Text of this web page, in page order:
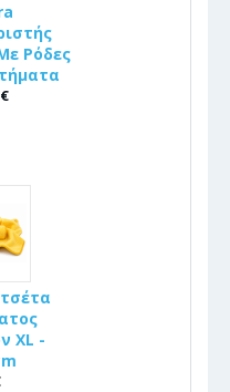
Ρόδες
XL -